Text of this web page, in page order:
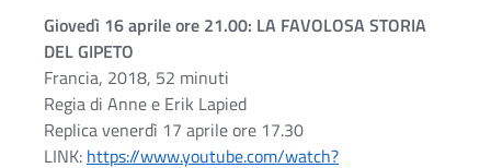
Giovedì 16 aprile ore 21.00: LA FAVOLOSA STORIA
DEL GIPETO
Francia, 2018, 52 minuti
Regia di Anne e Erik Lapied
Replica venerdì 17 aprile ore 17.30
LINK: https://www.youtube.com/watch?